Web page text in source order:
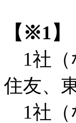
【※1】
1社（
住友、
1社（